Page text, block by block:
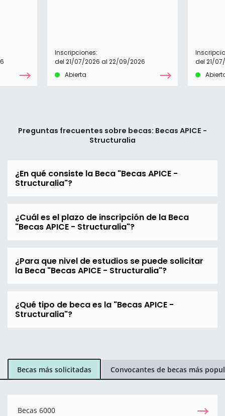
Inscripciones:
del 21/07/2026 al 22/09/2026
Abierta
del 21/
Preguntas frecuentes sobre becas: Becas APICE -
Structuralia
¿En qué consiste la Beca "Becas APICE -
Structuralia"?
¿Cuál es el plazo de inscripción de la Beca
"Becas APICE - Structuralia"?
¿Para que nivel de estudios se puede solicitar
la Beca "Becas APICE - Structuralia"?
¿Qué tipo de beca es la "Becas APICE -
Structuralia"?
Becas más solicitadas Convocantes de becas más
Becas 6000